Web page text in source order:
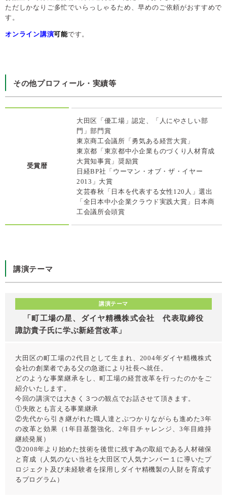
ただしかなりご多忙でいらっしゃるため、早めのご依頼がおすすめで
す。
オンライン講演可能です。
その他プロフィール・実績等
受賞暦
大田区「優工場」認定、「人にやさしい部
門」部門賞
東京商工会議所「勇気ある経営大賞」
東京都「東京都中小企業ものづくり人材育成
大賞知事賞」奨励賞
日経BP社「ウーマン・オブ・ザ・イヤー
2013」大賞
文芸春秋「日本を代表する女性120人」選出
「全日本中小企業クラウド実践大賞」日本商
工会議所会頭賞
講演テーマ
講演テーマ
「町工場の星、ダイヤ精機株式会社 代表取締役
諏訪貴子氏に学ぶ新経営改革」
大田区の町工場の2代目として生まれ、2004年ダイヤ精機株式
会社の創業者である父の急逝により社長へ就任。
どのような事業継承をし、町工場の経営改革を行ったのかをご
紹介いたします。
今回の講演では大きく３つの観点でお話させて頂きます。
①失敗とも言える事業継承
②先代から引き継がれた職人達とぶつかりながらも進めた3年
の改革と効果（1年目基盤強化、2年目チャレンジ、3年目維持
継続発展）
③2008年より始めた技術を後世に残す為の取組である人材確保
と育成（人気のない当社を大田区で人気ナンバー１に導いたプ
ロジェクト及び未経験者を採用しダイヤ精機製の人財を育成す
るプログラム）